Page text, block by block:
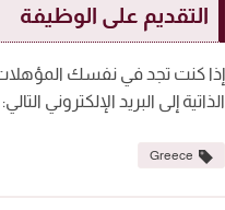
التقديم على الوظيفة
الذاتية إلى البريد الإلكتروني التالي: thehub.2021@gmail.com
Greece